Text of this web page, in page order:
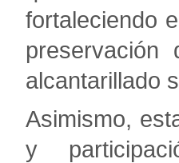
fortaleciendo
alcantarillado
Asimismo,
y